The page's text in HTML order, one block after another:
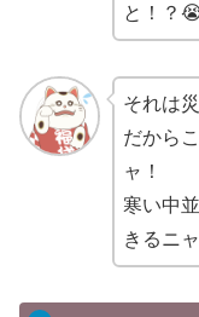
と！？
それは
だから
ャ！
寒い中
きるニ